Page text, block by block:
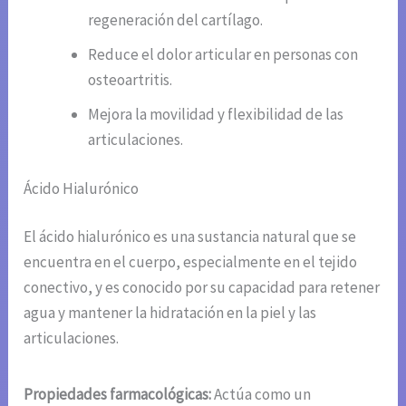
regeneración del cartílago.
Reduce el dolor articular en personas con
osteoartritis.
Mejora la movilidad y flexibilidad de las
articulaciones.
Ácido Hialurónico
El ácido hialurónico es una sustancia natural que se
encuentra en el cuerpo, especialmente en el tejido
conectivo, y es conocido por su capacidad para retener
agua y mantener la hidratación en la piel y las
articulaciones.
Propiedades farmacológicas:Actúa como un